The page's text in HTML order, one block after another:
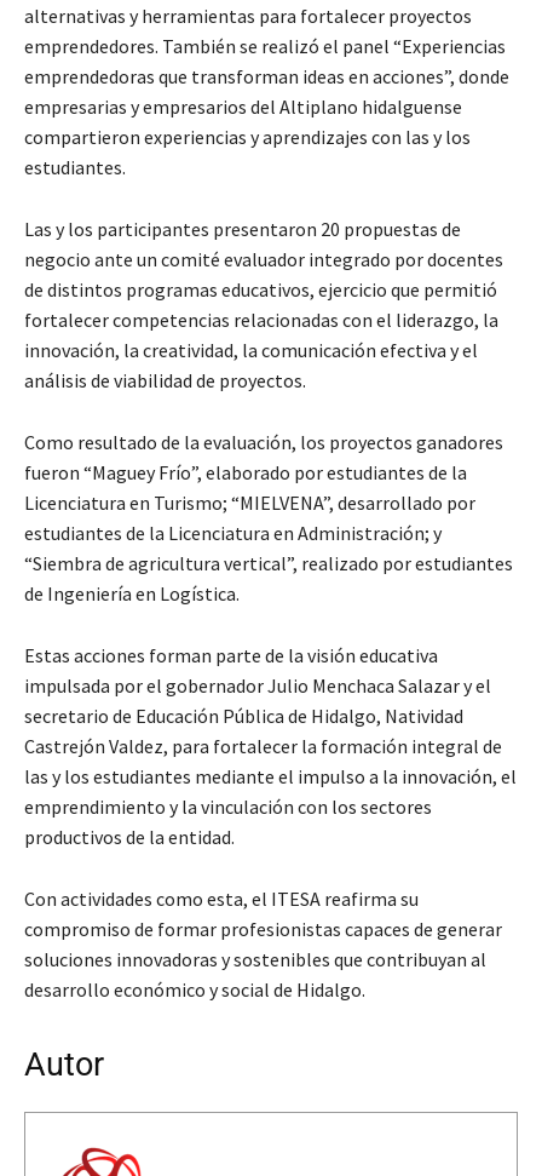
alternativas y herramientas para fortalecer proyectos
emprendedores. También se realizó el panel “Experiencias
emprendedoras que transforman ideas en acciones”, donde
empresarias y empresarios del Altiplano hidalguense
compartieron experiencias y aprendizajes con las y los
estudiantes.
Las y los participantes presentaron 20 propuestas de
negocio ante un comité evaluador integrado por docentes
de distintos programas educativos, ejercicio que permitió
fortalecer competencias relacionadas con el liderazgo, la
innovación, la creatividad, la comunicación efectiva y el
análisis de viabilidad de proyectos.
Como resultado de la evaluación, los proyectos ganadores
fueron “Maguey Frío”, elaborado por estudiantes de la
Licenciatura en Turismo; “MIELVENA”, desarrollado por
estudiantes de la Licenciatura en Administración; y
“Siembra de agricultura vertical”, realizado por estudiantes
de Ingeniería en Logística.
Estas acciones forman parte de la visión educativa
impulsada por el gobernador Julio Menchaca Salazar y el
secretario de Educación Pública de Hidalgo, Natividad
Castrejón Valdez, para fortalecer la formación integral de
las y los estudiantes mediante el impulso a la innovación, el
emprendimiento y la vinculación con los sectores
productivos de la entidad.
Con actividades como esta, el ITESA reafirma su
compromiso de formar profesionistas capaces de generar
soluciones innovadoras y sostenibles que contribuyan al
desarrollo económico y social de Hidalgo.
Autor